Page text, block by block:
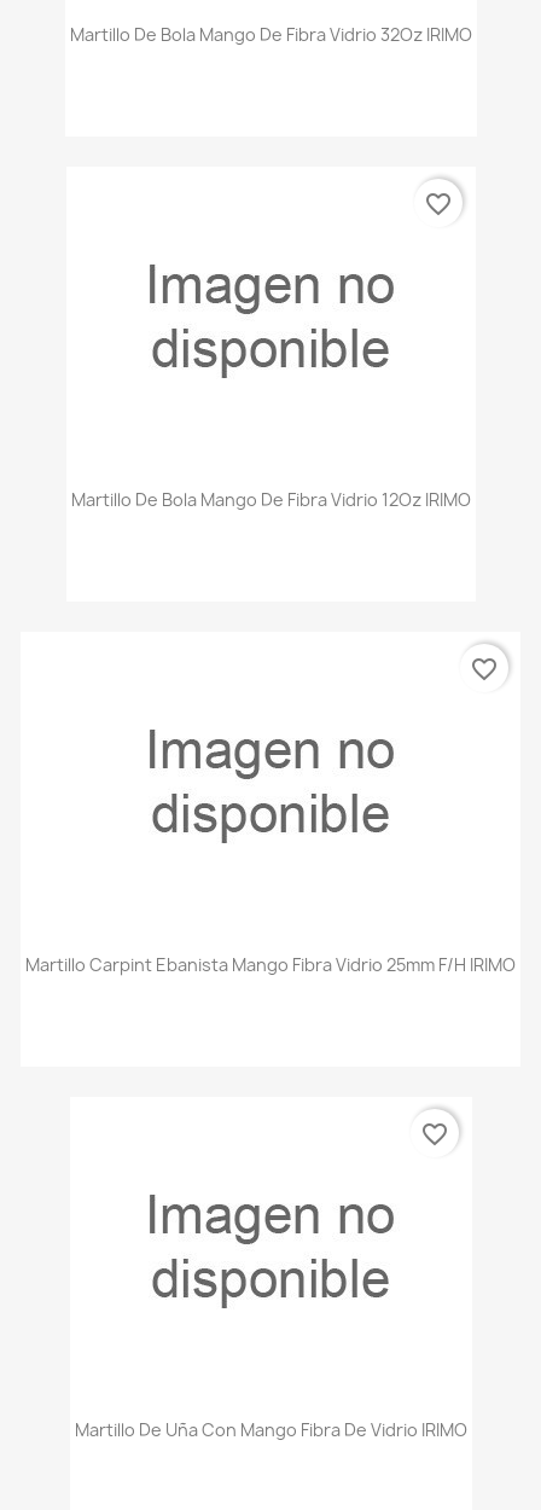
Martillo De Bola Mango De Fibra Vidrio 32Oz IRIMO
Martillo De Bola Mango De Fibra Vidrio 12Oz IRIMO
favorite_border
Martillo Carpint Ebanista Mango Fibra Vidrio 25mm F/H IRIMO
favorite_border
Martillo De Uña Con Mango Fibra De Vidrio IRIMO
favorite_border